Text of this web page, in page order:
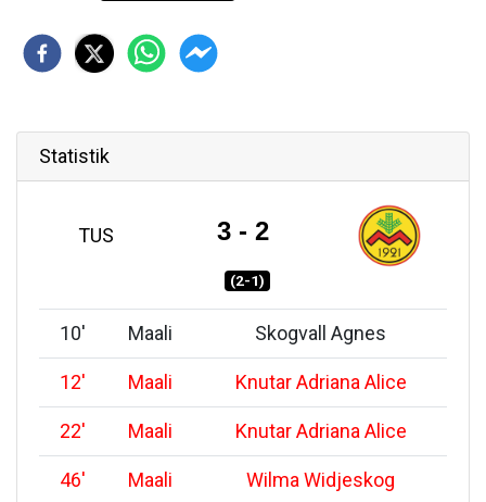
Statistik
TUS 3 - 2
(2-1)
10' Maali Skogvall Agnes
12' Maali Knutar Adriana Alice
22' Maali Knutar Adriana Alice
46' Maali Wilma Widjeskog